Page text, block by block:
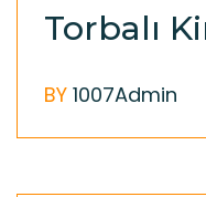
Torbalı
BY 1007Admin